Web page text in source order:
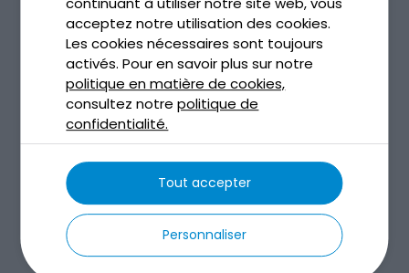
acceptez notre utilisation des cookies.
Les cookies nécessaires sont toujours
activés. Pour en savoir plus sur notre
politique en matière de cookies,
consultez notrepolitique de
confidentialité.
Personnaliser
Tout accepter
Uncategorized
Connexion
Flux des publications
Flux des commentaires
Site de WordPress-FR